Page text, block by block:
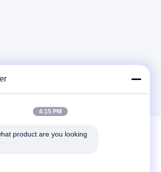
4:15 PM
product are you looking